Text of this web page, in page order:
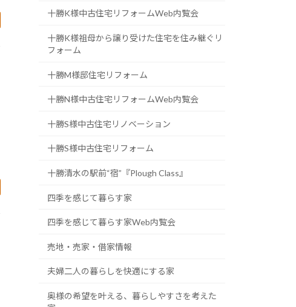
十勝K様中古住宅リフォームWeb内覧会
十勝K様祖母から譲り受けた住宅を住み継ぐリ
フォーム
十勝M様邸住宅リフォーム
十勝N様中古住宅リフォームWeb内覧会
十勝S様中古住宅リノベーション
十勝S様中古住宅リフォーム
十勝清水の駅前“宿”『Plough Class』
四季を感じて暮らす家
四季を感じて暮らす家Web内覧会
売地・売家・借家情報
夫婦二人の暮らしを快適にする家
奥様の希望を叶える、暮らしやすさを考えた